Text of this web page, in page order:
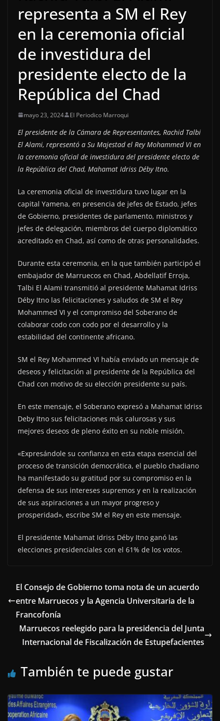
representa a SM el Rey
en la ceremonia oficial
de investidura del
presidente electo de la
República del Chad
mayo 23, 2024 El Periodico Marroqui
El presidente de la Cámara de Representantes, Rachid Talbi
El Alami, representó a Su Majestad el Rey Mohammed VI en
la ceremonia oficial de investidura del presidente electo de
la República del Chad, Mahamat Idriss Déby Itno.
La ceremonia oficial de investidura tuvo lugar en la
capital Yamena, en presencia de jefes de Estado, jefes
de Gobierno, presidentes de parlamento, ministros y
jefes de delegación, miembros del cuerpo diplomático
acreditado en Chad, así como de otras personalidades.
Durante esta ceremonia, en la que también participó el
embajador de Marruecos en Chad, Abdellatif Erroja,
Talbi El Alami transmitió al presidente Mahamat Idriss
Déby Itno las felicitaciones y saludos de SM el Rey
Mohammed VI y el compromiso del Soberano de
colaborar codo con codo por el desarrollo y la
estabilidad del continente africano.
SM el Rey Mohammed VI había enviado un mensaje de
deseos y felicitación al presidente de la República del
Chad con motivo de su elección presidente su país.
En este mensaje, el Soberano expresó a Mahamat Idriss
Deby Itno sus felicitaciones más calurosas y sus
mejores deseos de pleno éxito en su noble misión.
«Expresándole su confianza en esta etapa esencial del
proceso de transición democrática, el pueblo chadiano
ha manifestado su gratitud por su compromiso en la
defensa de sus intereses supremos y en la realización
de sus aspiraciones a un mayor progreso y
prosperidad», escribe SM el Rey en este mensaje.
El presidente Mahamat Idriss Déby Itno ganó las
elecciones presidenciales con el 61% de los votos.
El Consejo de Gobierno toma nota de un acuerdo
entre Marruecos y la Agencia Universitaria de la
Francofonía
Marruecos reelegido para la presidencia del Junta
Internacional de Fiscalización de Estupefacientes
También te puede gustar